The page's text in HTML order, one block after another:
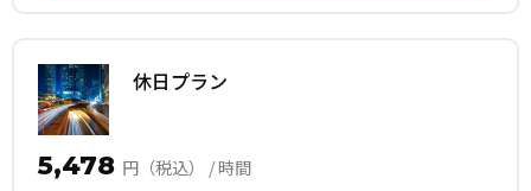
休日プラン
5,478 円（税込） / 時間